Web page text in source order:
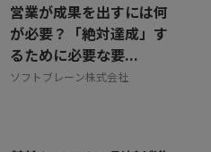
営業が成果を出すには何
が必要？「絶対達成」す
るために必要な要...
ソフトブレーン株式会社